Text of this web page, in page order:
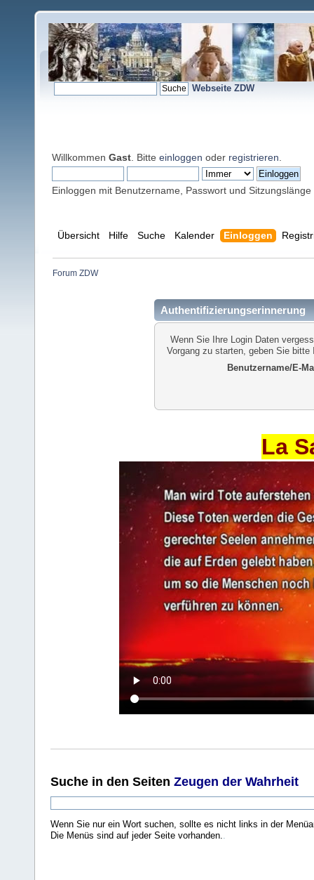
Webseite ZDW
Willkommen Gast . Bitte einloggen oder registrieren
Einloggen mit Benutzername, Passwort und Sitzungslänge
Übersicht Hilfe Suche Kalender Einloggen
Forum ZDW
Authentifizierungserinnerung
Wenn Sie Ihre Login Daten
Vorgang zu starten, geben Sie
Benutzername/E-
La
Suche in den Seiten Zeugen der Wahrheit
Wenn Sie nur ein Wort suchen, sollte es nicht links in der
Die Menüs sind auf jeder Seite vorhanden..